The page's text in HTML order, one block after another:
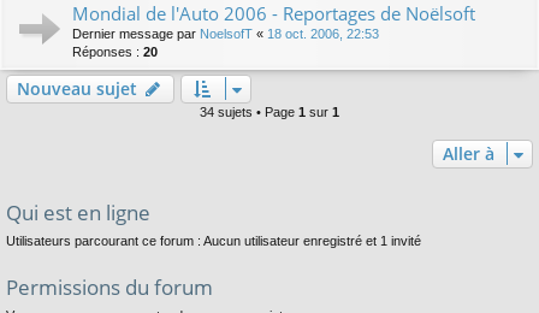
Mondial de l'Auto 2006 - Reportages de Noëlsoft
Dernier message par NoelsofT « 18 oct. 2006, 22:53
Réponses : 20
Nouveau sujet
34 sujets • Page 1 sur 1
Aller à
Qui est en ligne
Utilisateurs parcourant ce forum : Aucun utilisateur enregistré et 1 invité
Permissions du forum